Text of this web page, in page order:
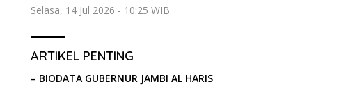
Selasa, 14 Jul 2026 - 10:25 WIB
ARTIKEL PENTING
– BIODATA GUBERNUR JAMBI AL HARIS